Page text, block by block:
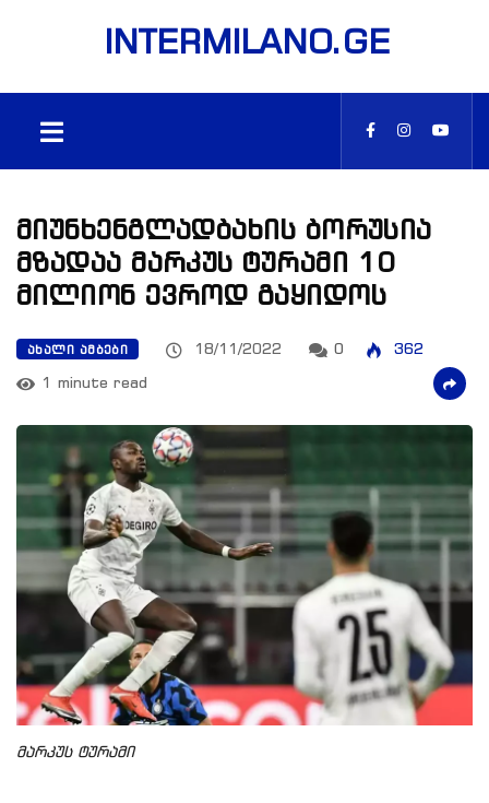
INTERMILANO.GE
მიუნხენგლადბახის ბორუსია
მზადაა მარკუს ტურამი 10
მილიონ ევროდ გაყიდოს
ᲐᲮᲐᲚᲘ ᲐᲛᲑᲔᲑᲘ 18/11/2022 0
362
1 minute read
მარკუს ტურამი